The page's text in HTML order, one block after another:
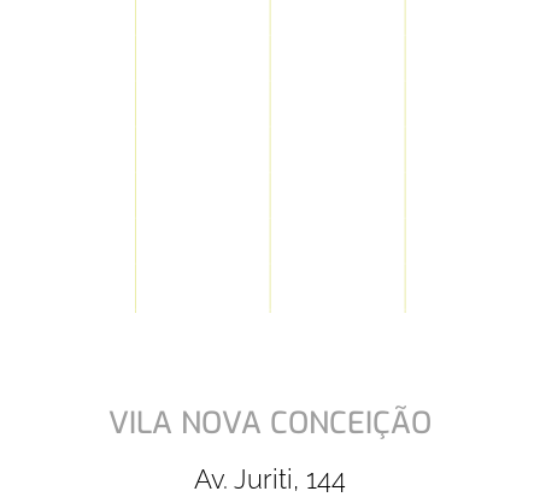
VILA NOVA CONCEIÇÃO
Av. Juriti, 144